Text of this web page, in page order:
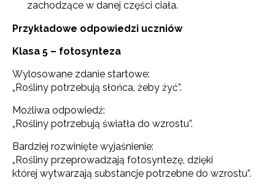
zachodzące w danej części ciała.
Przykładowe odpowiedzi uczniów
Klasa 5 – fotosynteza
Wylosowane zdanie startowe:
„Rośliny potrzebują słońca, żeby żyć”.
Możliwa odpowiedź:
„Rośliny potrzebują światła do wzrostu”.
Bardziej rozwinięte wyjaśnienie:
„Rośliny przeprowadzają fotosyntezę, dzięki
której wytwarzają substancje potrzebne do wzrostu”.